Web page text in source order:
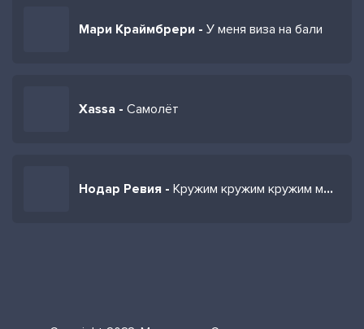
Мари Краймбрери - У меня виза на бали
Xassa - Самолёт
Нодар Ревия - Кружим кружим кружим мы с тобой до утра